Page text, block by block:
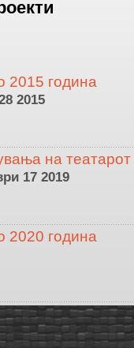
2015 година
2015
на
17 2019
2020 година